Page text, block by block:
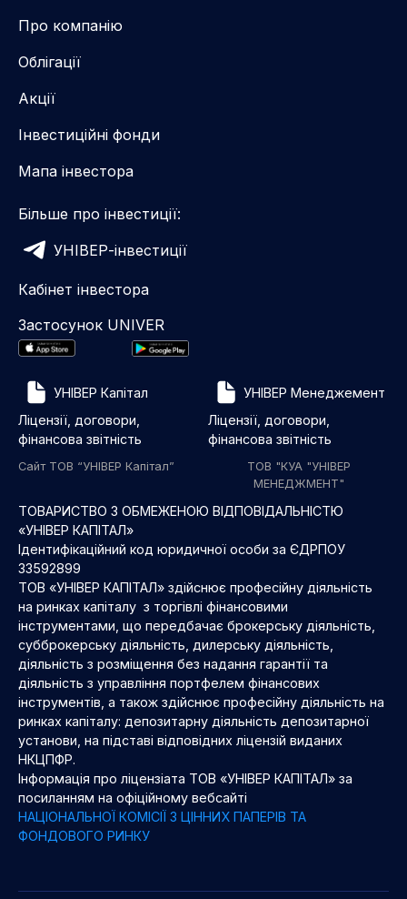
Про компанію
Облігації
Акції
Інвестиційні фонди
Мапа інвестора
Більше про інвестиції:
УНІВЕР-інвестиції
Кабінет інвестора
Застосунок UNIVER
УНІВЕР Капітал
Ліцензії, договори,
фінансова звітність
Сайт ТОВ “УНІВЕР Капітал”
УНІВЕР Менеджемент
Ліцензії, договори,
фінансова звітність
ТОВ "КУА "УНІВЕР
МЕНЕДЖМЕНТ"
ТОВАРИСТВО З ОБМЕЖЕНОЮ ВІДПОВІДАЛЬНІСТЮ
«УНІВЕР КАПІТАЛ»
Ідентифікаційний код юридичної особи за ЄДРПОУ
33592899
ТОВ «УНІВЕР КАПІТАЛ» здійснює професійну діяльність
на ринках капіталу з торгівлі фінансовими
інструментами, що передбачає брокерську діяльність,
субброкерську діяльність, дилерську діяльність,
діяльність з розміщення без надання гарантії та
діяльність з управління портфелем фінансових
інструментів, а також здійснює професійну діяльність на
ринках капіталу: депозитарну діяльність депозитарної
установи, на підставі відповідних ліцензій виданих
НКЦПФР.
Інформація про ліцензіата ТОВ «УНІВЕР КАПІТАЛ» за
посиланням на офіційному вебсайті
НАЦІОНАЛЬНОЇ КОМІСІЇ З ЦІННИХ ПАПЕРІВ ТА
ФОНДОВОГО РИНКУ